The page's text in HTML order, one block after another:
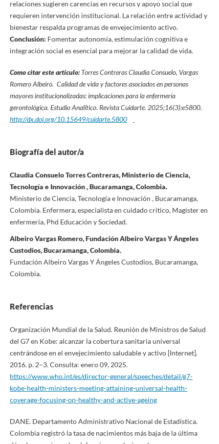
relaciones sugieren carencias en recursos y apoyo social que
requieren intervención institucional. La relación entre actividad y
bienestar respalda programas de envejecimiento activo.
Conclusión: Fomentar autonomía, estimulación cognitiva e
integración social es esencial para mejorar la calidad de vida.
Como citar este artículo:Torres Contreras Claudia Consuelo, Vargas
Romero Albeiro. Calidad de vida y factores asociados en personas
mayores institucionalizadas: implicaciones para la enfermería
gerontológica. Estudio Analítico. Revista Cuidarte. 2025;16(3):e5800.
http://dx.doi.org/10.15649/cuidarte.5800
Biografía del autor/a
Claudia Consuelo Torres Contreras, Ministerio de Ciencia,
Tecnología e Innovación , Bucaramanga, Colombia.
Ministerio de Ciencia, Tecnología e Innovación , Bucaramanga,
Colombia. Enfermera, especialista en cuidado critico, Magister en
enfermería, Phd Educación y Sociedad.
Albeiro Vargas Romero, Fundación Albeiro Vargas Y Ángeles
Custodios, Bucaramanga, Colombia.
Fundación Albeiro Vargas Y Ángeles Custodios, Bucaramanga,
Colombia.
Referencias
Organización Mundial de la Salud. Reunión de Ministros de Salud
del G7 en Kobe: alcanzar la cobertura sanitaria universal
centrándose en el envejecimiento saludable y activo [Internet].
2016. p. 2–3. Consulta: enero 09, 2025.
https://www.who.int/es/director-general/speeches/detail/g7-
kobe-health-ministers-meeting-attaining-universal-health-
coverage-focusing-on-healthy-and-active-ageing
DANE. Departamento Administrativo Nacional de Estadística.
Colombia registró la tasa de nacimientos más baja de la última